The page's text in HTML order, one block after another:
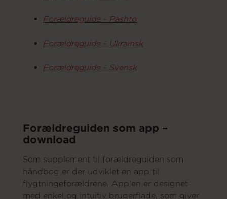
Forældreguide - Pashto
Forældreguide - Ukrainsk
Forældreguide - Svensk
Forældreguiden som app –
download
Som supplement til forældreguiden som
håndbog er der udviklet en app til
flygtningeforældrene. App'en er designet
med enkel og intuitiv brugerflade, som giver